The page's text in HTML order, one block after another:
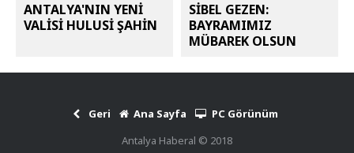
ANTALYA'NIN YENİ
VALİSİ HULUSİ ŞAHİN
SİBEL GEZEN:
BAYRAMIMIZ
MÜBAREK OLSUN
Geri Ana Sayfa
PC Görünüm
Antalya Haberal © 2018